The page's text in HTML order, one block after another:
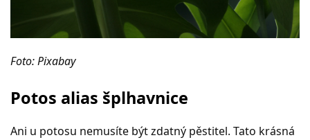
Foto: Pixabay
Potos alias šplhavnice
Ani u potosu nemusíte být zdatný pěstitel. Tato krásná